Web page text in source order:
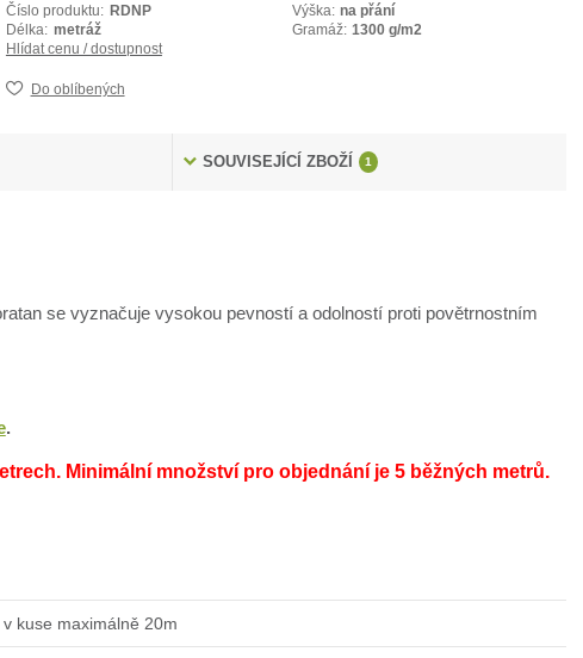
Číslo produktu: RDNP Výška: na přání
Délka: metráž Gramáž: 1300 g/m2
Hlídat cenu / dostupnost
Do oblíbených
SOUVISEJÍCÍ ZBOŽÍ 1
se vyznačuje vysokou pevností a odolností proti povětrnostním
.
Minimální množství pro objednání je 5 běžných metrů.
v kuse maximálně 20m